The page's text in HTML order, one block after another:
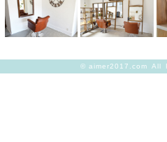
© aimer2017.com All